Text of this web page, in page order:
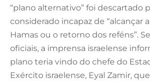
“plano alternativo” foi descartado
considerado incapaz de “alcançar
Hamas ou o retorno dos reféns”.
oficiais, a imprensa israelense
plano teria vindo do chefe do
Exército israelense, Eyal Zamir,